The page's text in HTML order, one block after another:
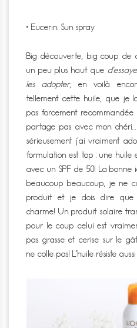
• Eucerin. Sun spray
Big découverte, big coup de
un peu plus haut que
les adopter, en voilà
tellement cette huile, que je
pas forcement
partage pas avec mon
sérieusement j’ai vraiment
formulation est top : une huile
avec un SPF de 50! La
beaucoup beaucoup, je ne
produit et je dois dire que
charme! Un produit solaire
pour le coup celui est
pas grasse et cerise sur le
ne colle pas! L’huile résiste